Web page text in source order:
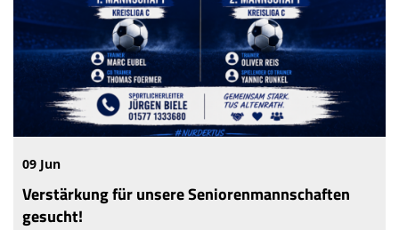
09 Jun
Verstärkung für unsere Seniorenmannschaften
gesucht!